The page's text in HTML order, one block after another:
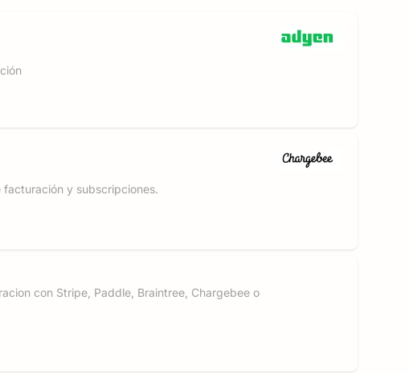
y subscripciones.
con Stripe, Paddle, Braintree, Chargebee o